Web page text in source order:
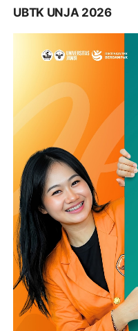
UBTK UNJA 2026